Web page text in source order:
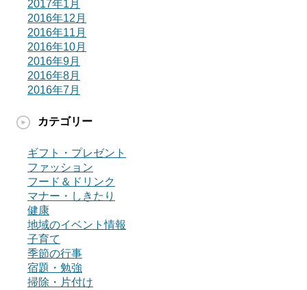
2017年1月
2016年12月
2016年11月
2016年10月
2016年9月
2016年8月
2016年7月
カテゴリー
ギフト・プレゼント
ファッション
フード＆ドリンク
マナー・しきたり
健康
地域のイベント情報
子育て
季節の行事
宿題・勉強
掃除・片付け